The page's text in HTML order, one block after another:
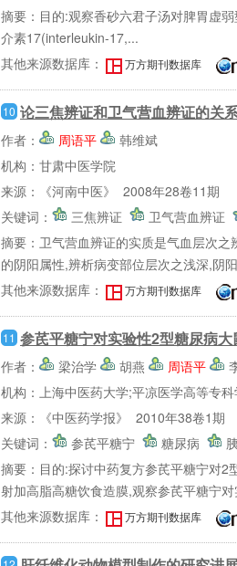
摘要： 目的:观察香砂六君子汤对脾胃虚
介素17(interleukin-17,...
其他来源数据库：
万方期刊数据库
10 论三焦辨证和卫气营血辨证的关
作者：
周语平
韩维斌
机构：甘肃中医学院
来源：《河南中医》 2008年28卷11期
关键词：
三焦辨证 卫气营血辨证
摘要： 卫气营血辨证的实质是气血层次
的阴阳属性,辨析病变部位层次之浅深,阴
其他来源数据库：
万方期刊数据库
11 参芪平糖宁对实验性2型糖尿病
作者：
梁治学 胡燕 周语平
机构：上海中医药大学;平凉医学高等专
来源：《中医药学报》 2010年38卷1期
关键词：
参芪平糖宁 糖尿病
摘要： 目的:探讨中药复方参芪平糖宁对
射加高脂高糖饮食造膜,观察参芪平糖宁
其他来源数据库：
万方期刊数据库